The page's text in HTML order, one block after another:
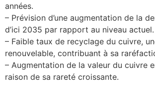
années.
– Prévision d’une augmentation de la
d’ici 2035 par rapport au niveau actuel.
– Faible taux de recyclage du cuivre,
renouvelable, contribuant à sa
– Augmentation de la valeur du cuivre
raison de sa rareté croissante.